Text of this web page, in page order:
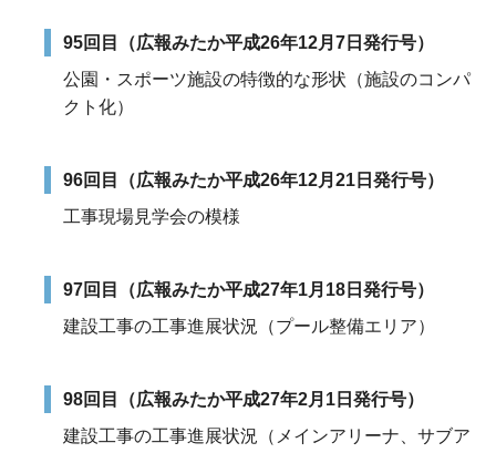
95回目（広報みたか平成26年12月7日発行号）
公園・スポーツ施設の特徴的な形状（施設のコンパ
クト化）
96回目（広報みたか平成26年12月21日発行号）
工事現場見学会の模様
97回目（広報みたか平成27年1月18日発行号）
建設工事の工事進展状況（プール整備エリア）
98回目（広報みたか平成27年2月1日発行号）
建設工事の工事進展状況（メインアリーナ、サブア